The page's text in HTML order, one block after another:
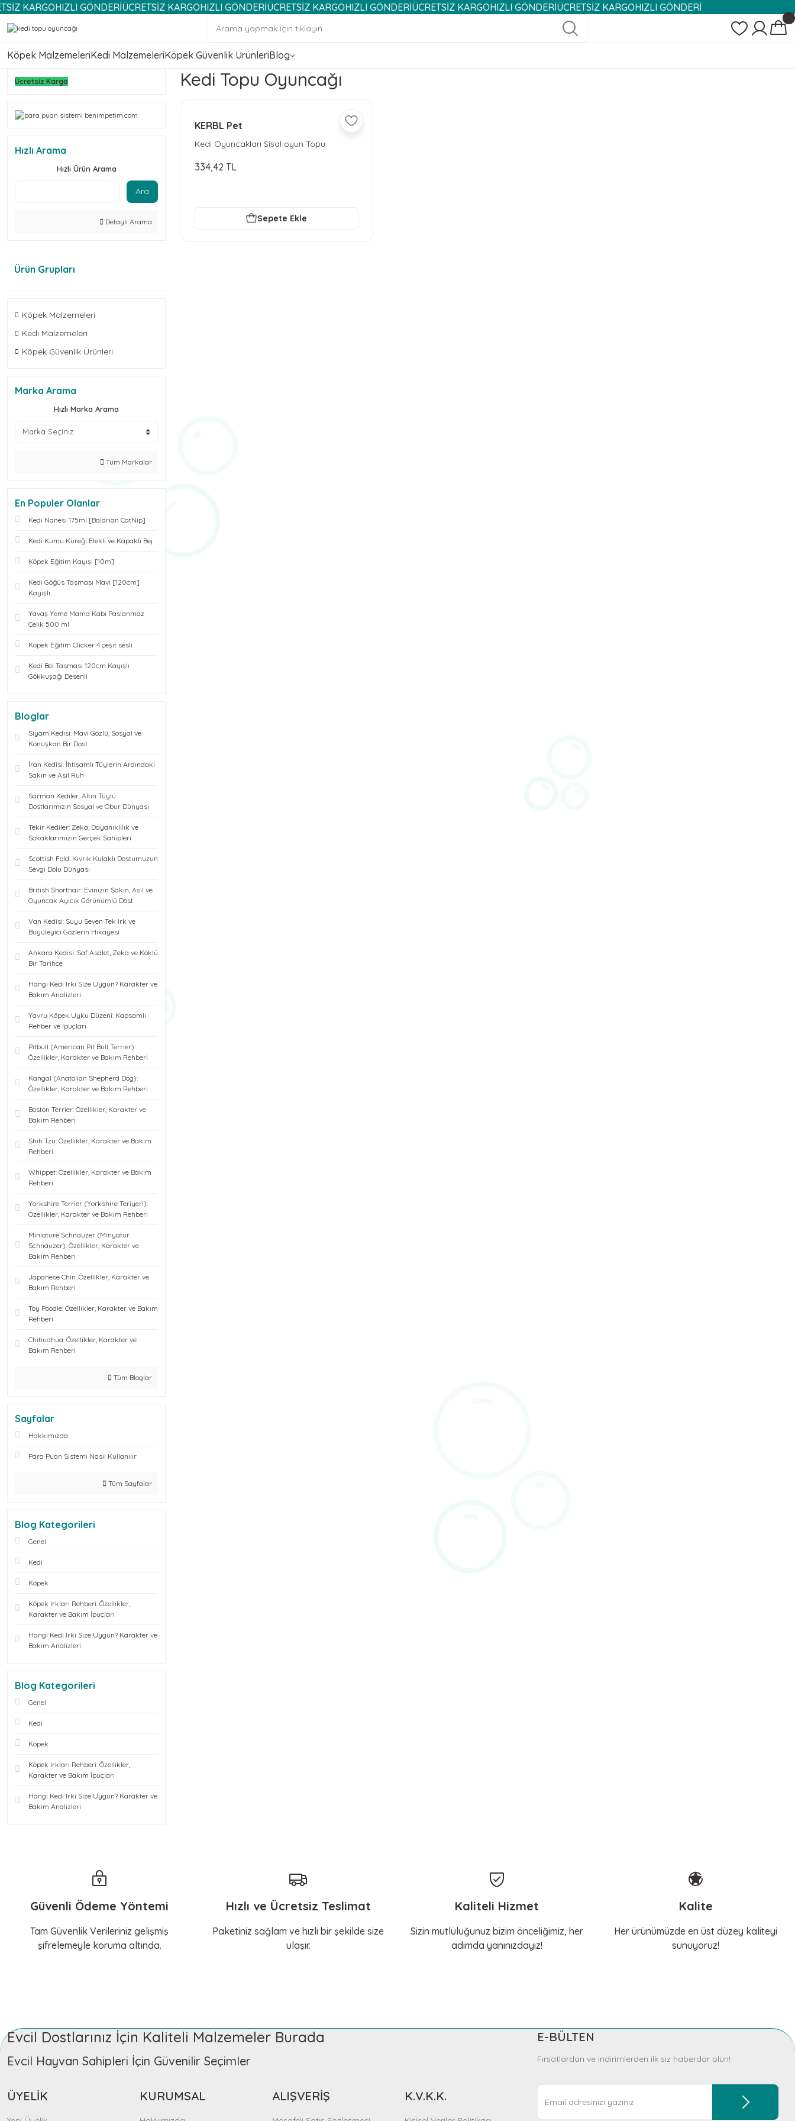
HIZLI GÖNDERİÜCRETSİZ KARGOHIZLI GÖNDERİÜCRETSİZ KARGOHIZLI GÖNDERİÜCRETSİZ KARGOHIZLI GÖNDERİÜCRETSİZ KARGOHIZLI GÖNDERİ
Köpek MalzemeleriKedi MalzemeleriKöpek Güvenlik ÜrünleriBlog
Ücretsiz Kargo
Hızlı Arama
Hızlı Ürün Arama
Ara
Detaylı Arama
Ürün Grupları
Köpek Malzemeleri
Kedi Malzemeleri
Köpek Güvenlik Ürünleri
Marka Arama
Hızlı Marka Arama
Tüm Markalar
En Populer Olanlar
Kedi Nanesi 175ml [Baldrian CatNip]
Kedi Kumu Küreği Elekli ve Kapaklı Bej
Köpek Eğitim Kayışı [10m]
Kedi Göğüs Tasması Mavi [120cm]
Kayışlı
Yavaş Yeme Mama Kabı Paslanmaz
Çelik 500 ml
Köpek Eğitim Clicker 4 çeşit sesli
Kedi Bel Tasması 120cm Kayışlı
Gökkuşağı Desenli
Bloglar
Siyam Kedisi: Mavi Gözlü, Sosyal ve
Konuşkan Bir Dost
İran Kedisi: İhtişamlı Tüylerin Ardındaki
Sakin ve Asil Ruh
Sarman Kediler: Altın Tüylü
Dostlarımızın Sosyal ve Obur Dünyası
Tekir Kediler: Zeka, Dayanıklılık ve
Sokaklarımızın Gerçek Sahipleri
Scottish Fold: Kıvrık Kulaklı Dostumuzun
Sevgi Dolu Dünyası
British Shorthair: Evinizin Sakin, Asil ve
Oyuncak Ayıcık Görünümlü Dost
Van Kedisi: Suyu Seven Tek Irk ve
Büyüleyici Gözlerin Hikayesi
Ankara Kedisi: Saf Asalet, Zeka ve Köklü
Bir Tarihçe
Hangi Kedi Irkı Size Uygun? Karakter ve
Bakım Analizleri
Yavru Köpek Uyku Düzeni: Kapsamlı
Rehber ve İpuçları
Pitbull (American Pit Bull Terrier):
Özellikler, Karakter ve Bakım Rehberi
Kangal (Anatolian Shepherd Dog):
Özellikler, Karakter ve Bakım Rehberi
Boston Terrier: Özellikler, Karakter ve
Bakım Rehberi
Shih Tzu: Özellikler, Karakter ve Bakım
Rehberi
Whippet: Özellikler, Karakter ve Bakım
Rehberi
Yorkshire Terrier (Yorkshire Teriyeri):
Özellikler, Karakter ve Bakım Rehberi
Miniature Schnauzer (Minyatür
Schnauzer): Özellikler, Karakter ve
Bakım Rehberi
Japanese Chin: Özellikler, Karakter ve
Bakım Rehberi
Toy Poodle: Özellikler, Karakter ve Bakım
Rehberi
Chihuahua: Özellikler, Karakter ve
Bakım Rehberi
Tüm Bloglar
Sayfalar
Hakkımızda
Para Puan Sistemi Nasıl Kullanılır
Tüm Sayfalar
Blog Kategorileri
Genel
Kedi
Köpek
Köpek Irkları Rehberi: Özellikler,
Karakter ve Bakım İpuçları
Hangi Kedi Irki Size Uygun? Karakter ve
Bakim Analizleri
Blog Kategorileri
Genel
Kedi
Köpek
Köpek Irkları Rehberi: Özellikler,
Karakter ve Bakım İpuçları
Hangi Kedi Irki Size Uygun? Karakter ve
Bakim Analizleri
Kedi Topu Oyuncağı
KERBL Pet
Kedi Oyuncakları Sisal oyun Topu
334,42 TL
Sepete Ekle
Güvenli Ödeme Yöntemi
Tam Güvenlik Verileriniz gelişmiş
şifrelemeyle koruma altında.
Hızlı ve Ücretsiz Teslimat
Paketiniz sağlam ve hızlı bir şekilde size
ulaşır.
Kaliteli Hizmet
Sizin mutluluğunuz bizim önceliğimiz, her
adımda yanınızdayız!
Kalite
Her ürünümüzde en üst düzey kaliteyi
sunuyoruz!
Evcil Dostlarınız İçin Kaliteli Malzemeler Burada
Evcil Hayvan Sahipleri İçin Güvenilir Seçimler
ÜYELİK KURUMSAL ALIŞVERİŞ K.V.K.K.
E-BÜLTEN
Fırsatlardan ve indirimlerden ilk siz haberdar olun!